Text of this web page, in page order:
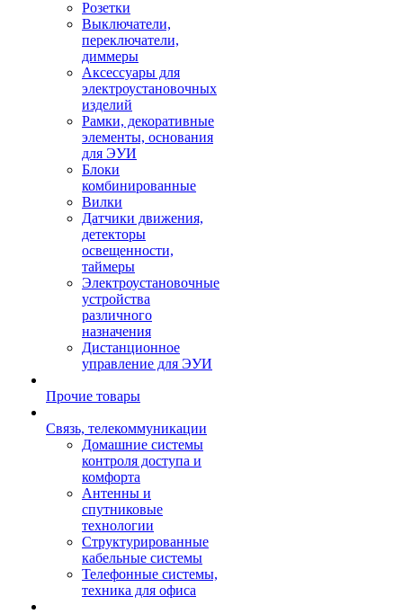
Розетки
Выключатели,
переключатели,
диммеры
Аксессуары для
электроустановочных
изделий
Рамки, декоративные
элементы, основания
для ЭУИ
Блоки
комбинированные
Вилки
Датчики движения,
детекторы
освещенности,
таймеры
Электроустановочные
устройства
различного
назначения
Дистанционное
управление для ЭУИ
Прочие товары
Связь, телекоммуникации
Домашние системы
контроля доступа и
комфорта
Антенны и
спутниковые
технологии
Структурированные
кабельные системы
Телефонные системы,
техника для офиса